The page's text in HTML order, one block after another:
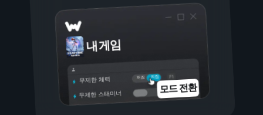
내 게임
켜짐
꺼짐
무제한 체력
무제한 스태미너 모드 전환